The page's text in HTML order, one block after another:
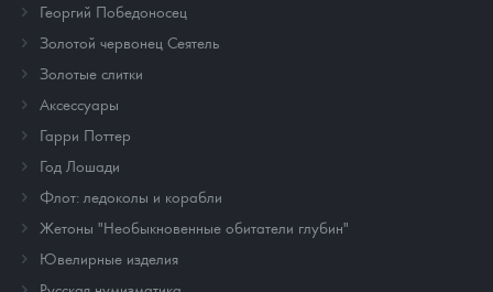
Георгий Победоносец
Золотой червонец Сеятель
Золотые слитки
Аксессуары
Гарри Поттер
Год Лошади
Флот: ледоколы и корабли
Жетоны "Необыкновенные обитатели глубин"
Ювелирные изделия